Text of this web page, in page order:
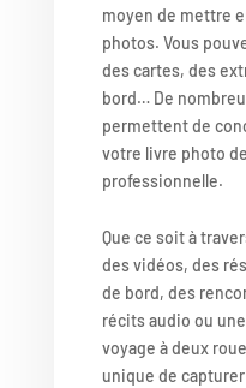
moyen de mettre
photos. Vous
des cartes, des
bord… De
permettent de
votre livre photo
professionnelle.
Que ce soit à
des vidéos, des
de bord, des
récits audio ou
voyage à deux
unique de